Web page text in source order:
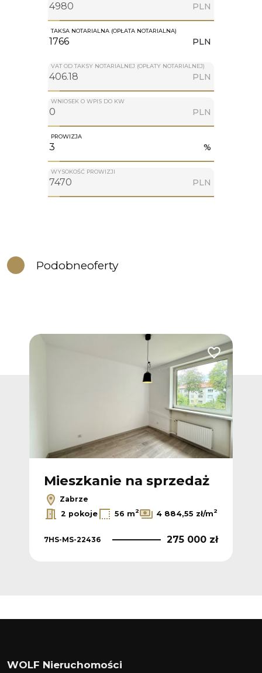
PLN
TAKSA NOTARIALNA (OPŁATA NOTARIALNA)
PLN
VAT OD TAKSY NOTARIALNEJ (OPŁATY NOTARIALNEJ)
PLN
WNIOSEK O WPIS DO KW
PLN
PROWIZJA
%
WYSOKOŚĆ PROWIZJI
PLN
Podobneoferty
Dodaj do
Mieszkanie na sprzedaż
Zabrze
2 pokoje
56 m2 4 884,55 zł/m2
7HS-MS-22436 275 000 zł
WOLF Nieruchomości